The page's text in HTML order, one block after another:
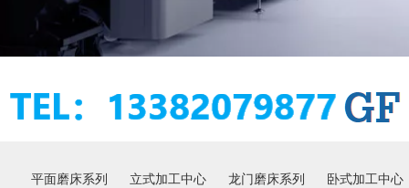
平面磨床系列 立式加工中心 龙门磨床系列 卧式加工中心